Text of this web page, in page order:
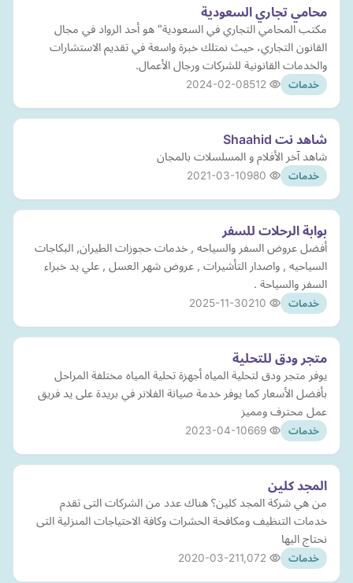
محامي تجاري السعودية
مكتب المحامي التجاري في السعودية" هو أحد الرواد في مجال
القانون التجاري، حيث نمتلك خبرة واسعة في تقديم الاستشارات
والخدمات القانونية للشركات ورجال الأعمال.
خدمات 2024-02-08
شاهد نت Shaahid
شاهد آخر الأفلام و المسلسلات بالمجان
خدمات 2021-03-10
بوابة الرحلات للسفر
أفضل عروض السفر والسياحه , خدمات حجوزات الطيران, البكاجات
السياحيه , واصدار التأشيرات , عروض شهر العسل , علي يد خبراء
السفر والسياحة .
خدمات 2025-11-30
متجر ودق للتحلية
يوفر متجر ودق لتحلية المياه أجهزة تحلية المياه مختلفة المراحل
بأفضل الأسعار كما يوفر خدمة صيانة الفلانر في بريدة على يد فريق
عمل محترف ومميز
خدمات 2023-04-10
المجد كلين
من هي شركة المجد كلين؟ هناك عدد من الشركات التى تقدم
خدمات التنظيف ومكافحة الحشرات وكافة الاحتياجات المنزلية التى
نحتاج اليها
خدمات 2020-03-21